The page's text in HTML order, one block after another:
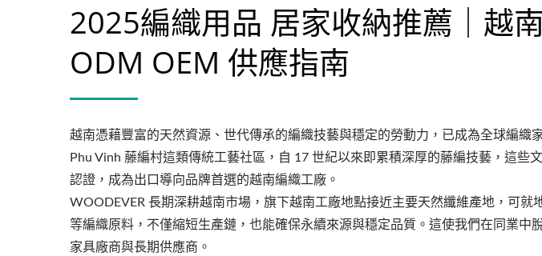
2025編織用品 居家收納推薦｜越
ODM OEM 供應指南
越南憑藉豐富的天然資源、世代傳承的編織技藝與穩定的勞動力，已成為全球編織
Phu Vinh 藤編村這類傳統工藝社區，自 17 世紀以來即累積深厚的藤編技藝，這些
認證，成為出口導向品牌首選的越南編織工廠。
WOODEVER 長期深耕越南市場，旗下越南工廠地點接近主要天然纖維產地，可就
等編織原料，不僅縮短生產鏈，也能確保永續來源與穩定品質。這使我們在同業中
家具廠商與長期供應商。